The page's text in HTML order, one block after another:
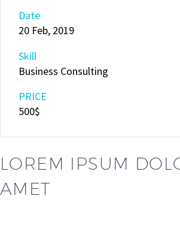
Date
20 Feb, 2019
Skill
Business Consulting
PRICE
500$
LOREM IPSUM
AMET